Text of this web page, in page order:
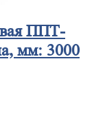
ППТ-
мм: 3000